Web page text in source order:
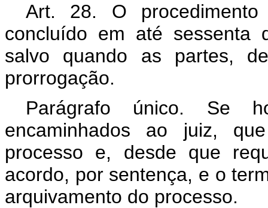
Art. 28. O
concluído em até sessenta
salvo quando as partes,
prorrogação.
Parágrafo único. Se
encaminhados ao juiz,
processo e, desde que
acordo, por sentença, e o
arquivamento do processo.